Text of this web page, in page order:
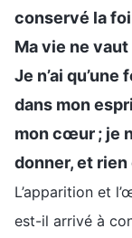
conservé la
Ma vie ne
Je n’ai qu’une
dans mon
mon cœur ; je
donner, et rien
L’apparition et
est-il arrivé à